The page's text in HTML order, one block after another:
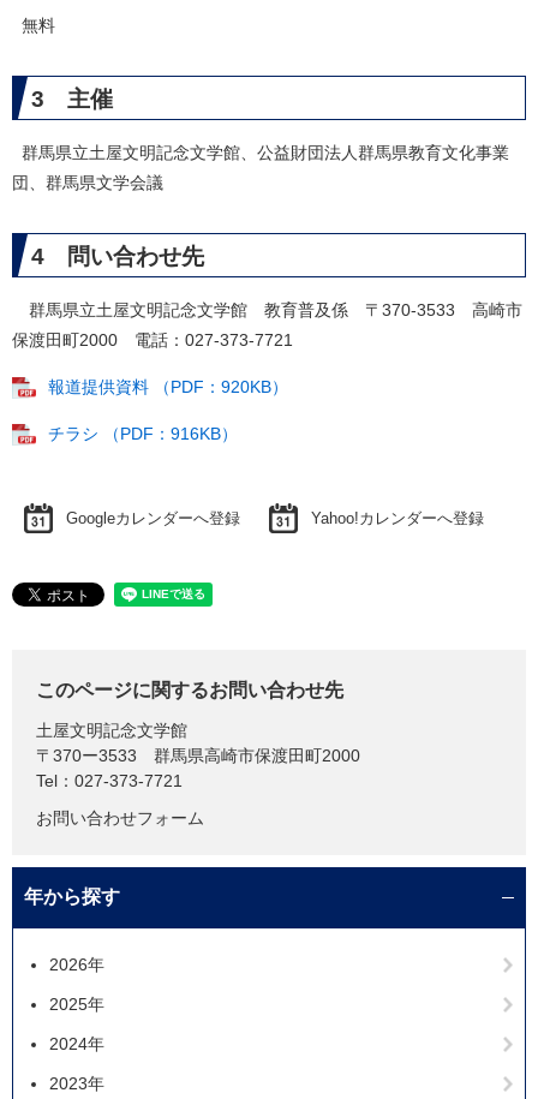
無料
3 主催
群馬県立土屋文明記念文学館、公益財団法人群馬県教育文化事業
団、群馬県文学会議
4 問い合わせ先
群馬県立土屋文明記念文学館 教育普及係 〒370-3533 高崎市
保渡田町2000 電話：027-373-7721
報道提供資料 （PDF：920KB）
チラシ （PDF：916KB）
Googleカレンダーへ登録 Yahoo!カレンダーへ登録
このページに関するお問い合わせ先
土屋文明記念文学館
〒370ー3533
群馬県高崎市保渡田町2000
Tel：027-373-7721
お問い合わせフォーム
年から探す
2026年
2025年
2024年
2023年